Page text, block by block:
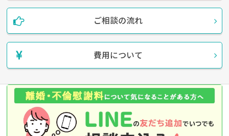
ご相談の流れ
費用について